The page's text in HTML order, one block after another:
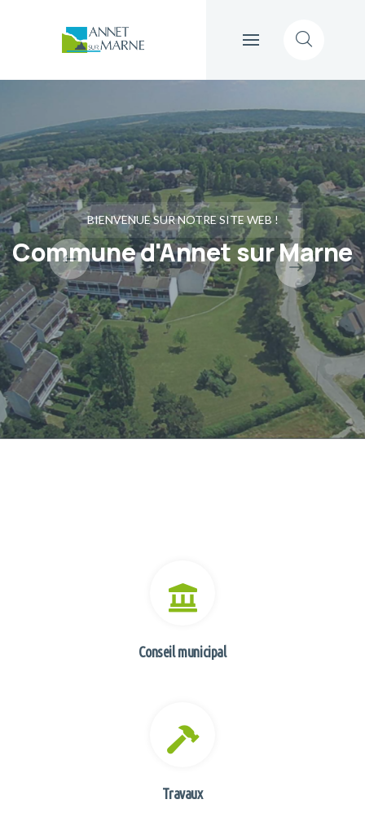
BIENVENUE SUR NOTRE SITE WEB !
Commune d'Annet sur Marne
Conseil municipal
Travaux